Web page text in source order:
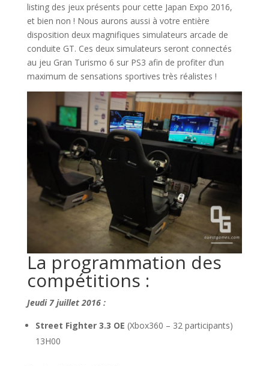
listing des jeux présents pour cette Japan Expo 2016,
et bien non ! Nous aurons aussi à votre entière
disposition deux magnifiques simulateurs arcade de
conduite GT. Ces deux simulateurs seront connectés
au jeu Gran Turismo 6 sur PS3 afin de profiter d’un
maximum de sensations sportives très réalistes !
La programmation des
compétitions :
Jeudi 7 juillet 2016 :
Street Fighter 3.3 OE (Xbox360 – 32 participants)
13H00